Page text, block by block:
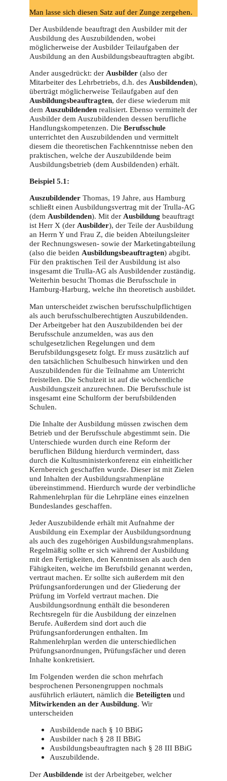
Man lasse sich diesen Satz auf der Zunge zergehen.
Der Ausbildende beauftragt den Ausbilder mit der
Ausbildung des Auszubildenden, wobei
möglicherweise der Ausbilder Teilaufgaben der
Ausbildung an den Ausbildungsbeauftragten abgibt.
Ander ausgedrückt: der Ausbilder (also der
Mitarbeiter des Lehrbetriebs, d.h. des Ausbildenden),
überträgt möglicherweise Teilaufgaben auf den
Ausbildungsbeauftragten, der diese wiederum mit
dem Auszubildenden realisiert. Ebenso vermittelt der
Ausbilder dem Auszubildenden dessen berufliche
Handlungskompetenzen. Die Berufsschule
unterrichtet den Auszubildenden und vermittelt
diesem die theoretischen Fachkenntnisse neben den
praktischen, welche der Auszubildende beim
Ausbildungsbetrieb (dem Ausbildenden) erhält.
Beispiel 5.1:
Auszubildender Thomas, 19 Jahre, aus Hamburg
schließt einen Ausbildungsvertrag mit der Trulla-AG
(dem Ausbildenden). Mit der Ausbildung beauftragt
ist Herr X (der Ausbilder), der Teile der Ausbildung
an Herrn Y und Frau Z, die beiden Abteilungsleiter
der Rechnungswesen- sowie der Marketingabteilung
(also die beiden Ausbildungsbeauftragten) abgibt.
Für den praktischen Teil der Ausbildung ist also
insgesamt die Trulla-AG als Ausbildender zuständig.
Weiterhin besucht Thomas die Berufsschule in
Hamburg-Harburg, welche ihn theoretisch ausbildet.
Man unterscheidet zwischen berufsschulpflichtigen
als auch berufsschulberechtigten Auszubildenden.
Der Arbeitgeber hat den Auszubildenden bei der
Berufsschule anzumelden, was aus den
schulgesetzlichen Regelungen und dem
Berufsbildungsgesetz folgt. Er muss zusätzlich auf
den tatsächlichen Schulbesuch hinwirken und den
Auszubildenden für die Teilnahme am Unterricht
freistellen. Die Schulzeit ist auf die wöchentliche
Ausbildungszeit anzurechnen. Die Berufsschule ist
insgesamt eine Schulform der berufsbildenden
Schulen.
Die Inhalte der Ausbildung müssen zwischen dem
Betrieb und der Berufsschule abgestimmt sein. Die
Unterschiede wurden durch eine Reform der
beruflichen Bildung hierdurch vermindert, dass
durch die Kultusministerkonferenz ein einheitlicher
Kernbereich geschaffen wurde. Dieser ist mit Zielen
und Inhalten der Ausbildungsrahmenpläne
übereinstimmend. Hierdurch wurde der verbindliche
Rahmenlehrplan für die Lehrpläne eines einzelnen
Bundeslandes geschaffen.
Jeder Auszubildende erhält mit Aufnahme der
Ausbildung ein Exemplar der Ausbildungsordnung
als auch des zugehörigen Ausbildungsrahmenplans.
Regelmäßig sollte er sich während der Ausbildung
mit den Fertigkeiten, den Kenntnissen als auch den
Fähigkeiten, welche im Berufsbild genannt werden,
vertraut machen. Er sollte sich außerdem mit den
Prüfungsanforderungen und der Gliederung der
Prüfung im Vorfeld vertraut machen. Die
Ausbildungsordnung enthält die besonderen
Rechtsregeln für die Ausbildung der einzelnen
Berufe. Außerdem sind dort auch die
Prüfungsanforderungen enthalten. Im
Rahmenlehrplan werden die unterschiedlichen
Prüfungsanordnungen, Prüfungsfächer und deren
Inhalte konkretisiert.
Im Folgenden werden die schon mehrfach
besprochenen Personengruppen nochmals
ausführlich erläutert, nämlich die Beteiligten und
Mitwirkenden an der Ausbildung. Wir
unterscheiden
Ausbildende nach § 10 BBiG
Ausbilder nach § 28 II BBiG
Ausbildungsbeauftragten nach § 28 III BBiG
Auszubildende.
Der Ausbildende ist der Arbeitgeber, welcher